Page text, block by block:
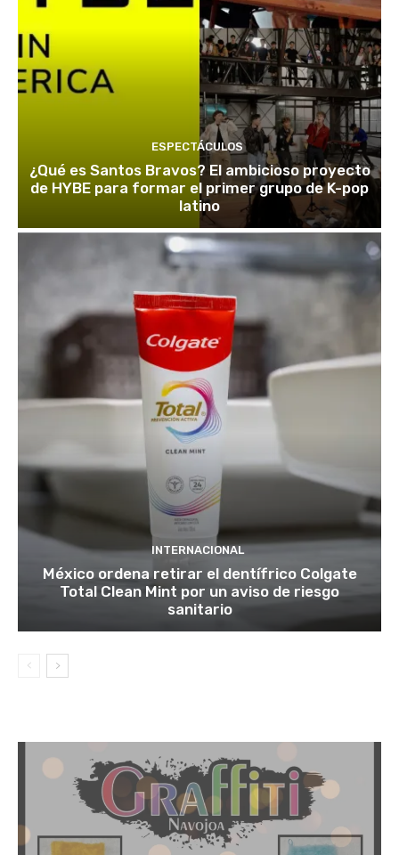
ESPECTÁCULOS
¿Qué es Santos Bravos? El ambicioso proyecto
de HYBE para formar el primer grupo de K-pop
latino
INTERNACIONAL
México ordena retirar el dentífrico Colgate
Total Clean Mint por un aviso de riesgo
sanitario